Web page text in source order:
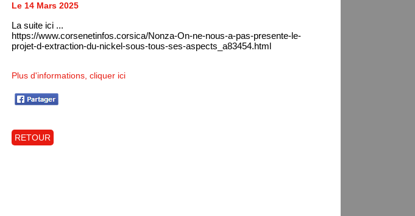
Le 14 Mars 2025
La suite ici ...
https://www.corsenetinfos.corsica/Nonza-On-ne-nous-a-pas-presente-le-
projet-d-extraction-du-nickel-sous-tous-ses-aspects_a83454.html
Plus d'informations, cliquer ici
RETOUR